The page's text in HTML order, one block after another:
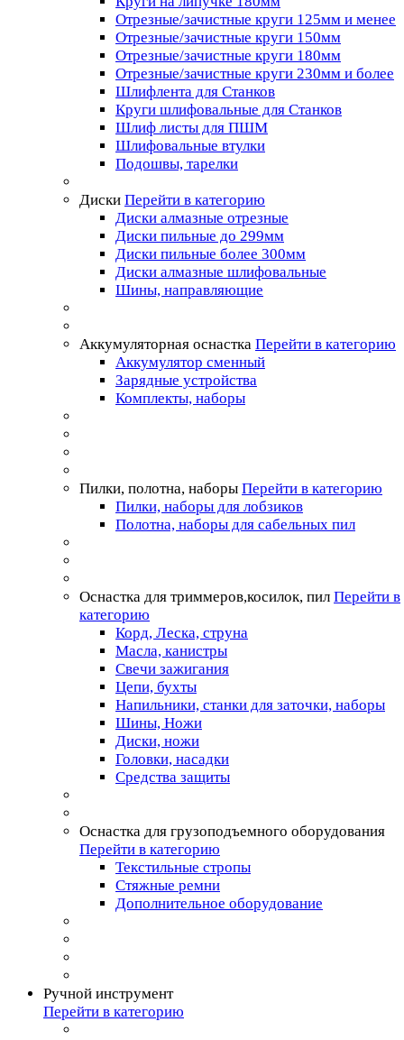
Отрезные/зачистные круги 125мм и менее
Отрезные/зачистные круги 150мм
Отрезные/зачистные круги 180мм
Отрезные/зачистные круги 230мм и более
Шлифлента для Станков
Круги шлифовальные для Станков
Шлиф листы для ПШМ
Шлифовальные втулки
Подошвы, тарелки
Диски Перейти в категорию
Диски алмазные отрезные
Диски пильные до 299мм
Диски пильные более 300мм
Диски алмазные шлифовальные
Шины, направляющие
Аккумуляторная оснастка Перейти в категорию
Аккумулятор сменный
Зарядные устройства
Комплекты, наборы
Пилки, полотна, наборы Перейти в категорию
Пилки, наборы для лобзиков
Полотна, наборы для сабельных пил
Оснастка для триммеров,косилок, пил Перейти в
категорию
Корд, Леска, струна
Масла, канистры
Свечи зажигания
Цепи, бухты
Напильники, станки для заточки, наборы
Шины, Ножи
Диски, ножи
Головки, насадки
Средства защиты
Оснастка для грузоподъемного оборудования
Перейти в категорию
Текстильные стропы
Стяжные ремни
Дополнительное оборудование
Ручной инструмент
Перейти в категорию